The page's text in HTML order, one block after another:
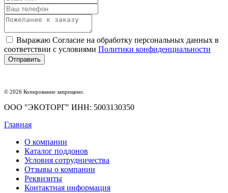
Выражаю Согласие на обработку персональных данных в
соответствии с условиями Политики конфиденциальности
© 2026 Копирование запрещено.
ООО "ЭКОТОРГ" ИНН: 5003130350
Главная
О компании
Каталог поддонов
Условия сотрудничества
Отзывы о компании
Реквизиты
Контактная информация